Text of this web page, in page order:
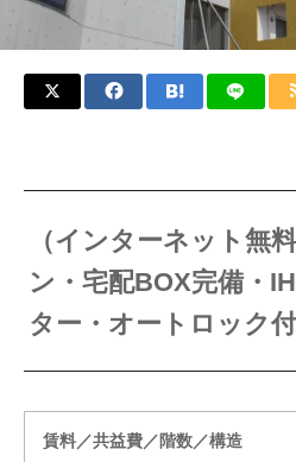
（インターネット無
ン・宅配BOX完備・
ター・オートロック
賃料／共益費／階数／構造